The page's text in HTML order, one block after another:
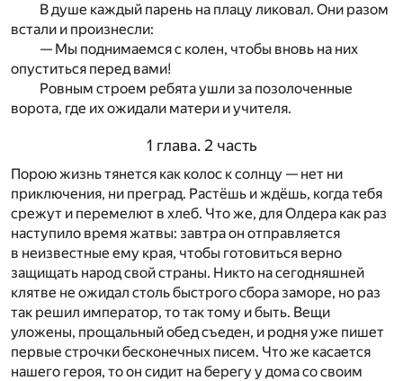
В душе каждый парень на плацу ликовал. Они разом
встали и произнесли:
— Мы поднимаемся с колен, чтобы вновь на них
опуститься перед вами!
Ровным строем ребята ушли за позолоченные
ворота, где их ожидали матери и учителя.
1 глава. 2 часть
Порою жизнь тянется как колос к солнцу — нет ни
приключения, ни преград. Растёшь и ждёшь, когда тебя
срежут и перемелют в хлеб. Что же, для Олдера как раз
наступило время жатвы: завтра он отправляется
в неизвестные ему края, чтобы готовиться верно
защищать народ свой страны. Никто на сегодняшней
клятве не ожидал столь быстрого сбора заморе, но раз
так решил император, то так тому и быть. Вещи
уложены, прощальный обед съеден, и родня уже пишет
первые строчки бесконечных писем. Что же касается
нашего героя, то он сидит на берегу у дома со своим